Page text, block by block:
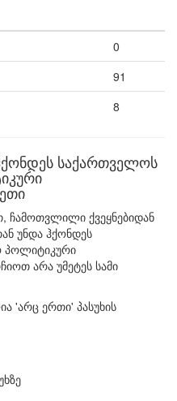
0
91
8
საქართველოს
ჩამოთვლილი ქვეყნებიდან
უნდა ჰქონდეს
პოლიტიკური
არა უმეტეს სამი
'არც ერთი' პასუხის